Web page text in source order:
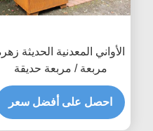
الأواني المعدنية الحديثة زهرة
مربعة / مربعة حديقة
المعادن المزارعون كورتين
الصلب
احصل على أفضل سعر